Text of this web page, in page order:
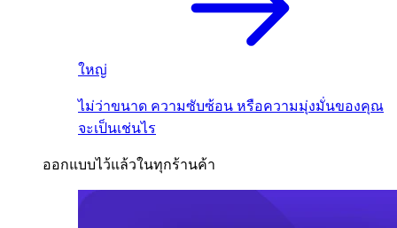
ใหญ่
ไม่ว่าขนาด ความซับซ้อน หรือความมุ่งมั่นของคุณ
จะเป็นเช่นไร
ออกแบบไว้แล้วในทุกร้านค้า